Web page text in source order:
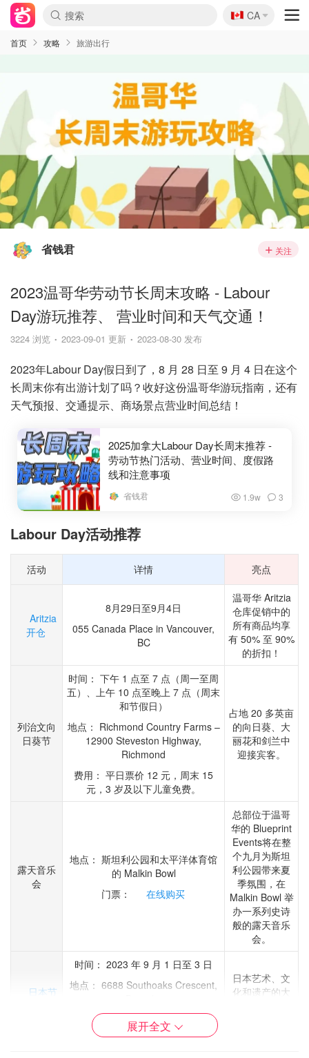
🇨🇦
CA
首页 攻略 旅游出行
省钱君 关注
2023温哥华劳动节长周末攻略 - Labour
Day游玩推荐、 营业时间和天气交通！
3224 浏览 2023-09-01 更新 2023-08-30 发布
2023年Labour Day假日到了，8 月 28 日至 9 月 4 日在这个
长周末你有出游计划了吗？收好这份温哥华游玩指南，还有
天气预报、交通提示、商场景点营业时间总结！
2025加拿大Labour Day长周末推荐 -
劳动节热门活动、营业时间、度假路
线和注意事项
省钱君 1.9w 3
Labour Day活动推荐
活动 详情 亮点
Aritzia
开仓
8月29日至9月4日
055 Canada Place in Vancouver,
BC
温哥华 Aritzia
仓库促销中的
所有商品均享
有 50% 至 90%
的折扣！
列治文向
日葵节
时间： 下午 1 点至 7 点（周一至周
五）、上午 10 点至晚上 7 点（周末
和节假日）
地点： Richmond Country Farms –
12900 Steveston Highway,
Richmond
费用： 平日票价 12 元，周末 15
元，3 岁及以下儿童免费。
占地 20 多英亩
的向日葵、大
丽花和剑兰中
迎接宾客。
露天音乐
会
地点： 斯坦利公园和太平洋体育馆
的 Malkin Bowl
门票：
在线购买
总部位于温哥
华的 Blueprint
Events将在整
个九月为斯坦
利公园带来夏
季氛围，在
Malkin Bowl 举
办一系列史诗
般的露天音乐
会。
日本节
时间： 2023 年 9 月 1 日至 3 日
地点： 6688 Southoaks Crescent,
费用： 提前 8 元，现场 10 元。
日本艺术、文
化和遗产的大
展开全文